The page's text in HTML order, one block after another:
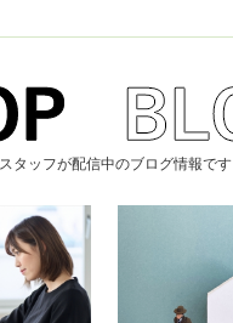
スタッフが配信中のブログ情報です